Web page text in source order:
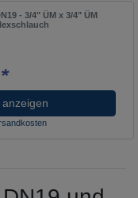
- 3/4" ÜM x 3/4" ÜM